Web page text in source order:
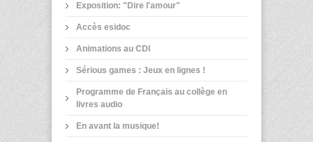
Exposition: "Dire l'amour"
Accès esidoc
Animations au CDI
Sérious games : Jeux en lignes !
Programme de Français au collège en
livres audio
En avant la musique!